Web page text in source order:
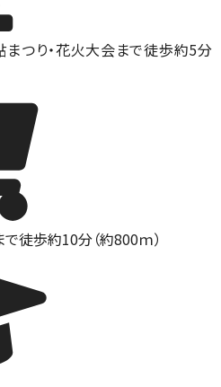
まつり・花火大会まで徒歩約5分
で徒歩約10分（約800ｍ）